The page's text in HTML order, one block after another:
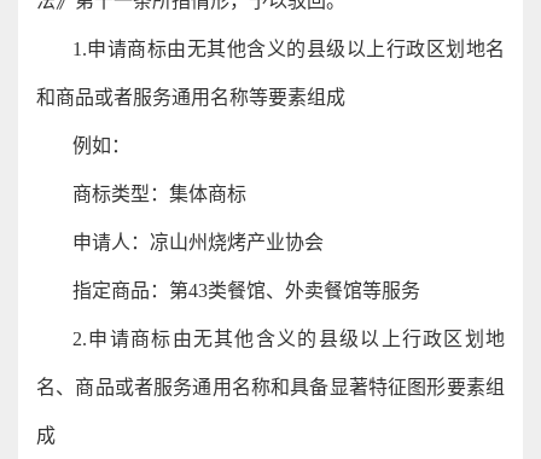
1.申请商标由无其他含义的县级以上行政区划地名
和商品或者服务通用名称等要素组成
例如：
商标类型：集体商标
申请人：凉山州烧烤产业协会
指定商品：第43类餐馆、外卖餐馆等服务
2.申请商标由无其他含义的县级以上行政区划地
名、商品或者服务通用名称和具备显著特征图形要素组
成